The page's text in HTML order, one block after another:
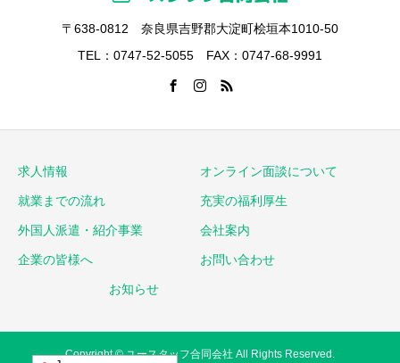
〒638-0812 奈良県吉野郡大淀町桧垣本1010-50
TEL：0747-52-5055 FAX：0747-68-9991
求人情報 オンライン面談について
就業までの流れ 充実の福利厚生
外国人派遣・紹介事業 会社案内
企業の皆様へ お問い合わせ
お知らせ
Copyright © ユースタッフ合同会社 All Rights Reserved.